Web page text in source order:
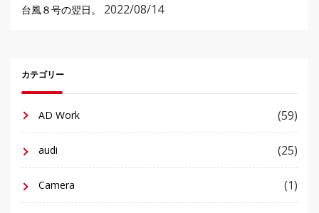
台風８号の翌日。 2022/08/14
カテゴリー
AD Work (59)
audi (25)
Camera (1)